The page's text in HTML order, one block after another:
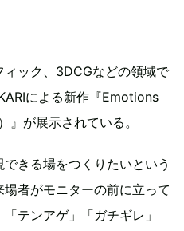
ック、3DCGなどの領域で
による新作『Emotions
が展示されている。
きる場をつくりたいという
者がモニターの前に立って
テンアゲ」「ガチギレ」